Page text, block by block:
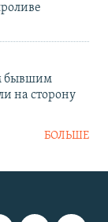
бывшим
на сторону
БОЛЬШЕ